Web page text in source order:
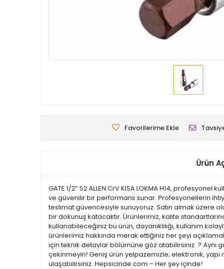
Favorilerime Ekle
Ürün
GATE 1/2” S2 ALLEN CrV KISA LOKMA H14,
ve güvenilir bir performans sunar. Profesyonellerin
teslimat güvencesiyle sunuyoruz. Satın almak üzere
bir dokunuş katacaktır. Ürünlerimiz, kalite
kullanabileceğiniz bu ürün, dayanıklılığı, kullanım
ürünlerimiz hakkında merak ettiğiniz her şeyi
için teknik detaylar bölümüne göz atabilirsiniz. ? Aynı
çekinmeyin! Geniş ürün yelpazemizle; elektronik,
ulaşabilirsiniz. Hepsicinde.com – Her şey içinde!